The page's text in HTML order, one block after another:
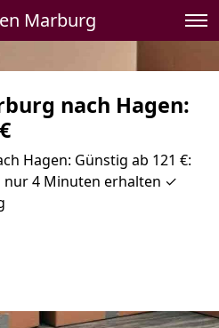
Marburg
nach Hagen:
Hagen: Günstig ab 121 €:
nur 4 Minuten erhalten ✓